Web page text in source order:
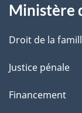
e
Ministère
Droit de la
Justice pénale
Financement